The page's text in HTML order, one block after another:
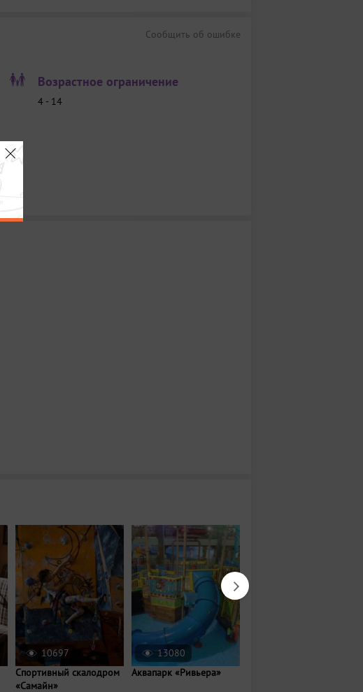
Сообщить об ошибке
Возрастное ограничение
4 - 14
10697
Спортивный скалодром
«Самайн»
13080
Аквапарк «Ривьера»